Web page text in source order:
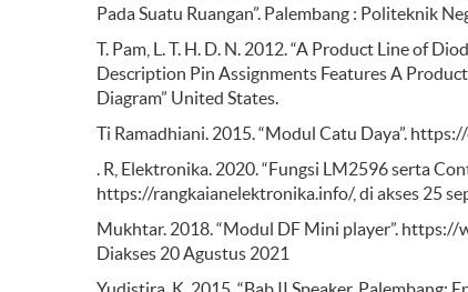
Pada Suatu Ruangan”. Palembang : Politeknik
T. Pam, L. T. H. D. N. 2012. “A Product Line of
Description Pin Assignments Features A
Diagram” United States.
Ti Ramadhiani. 2015. “Modul Catu Daya”.
. R, Elektronika. 2020. “Fungsi LM2596 serta
https://rangkaianelektronika.info/, di akses 25
Mukhtar. 2018. “Modul DF Mini player”.
Diakses 20 Agustus 2021